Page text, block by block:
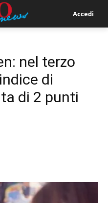
Accedi
nel terzo
di
di 2 punti